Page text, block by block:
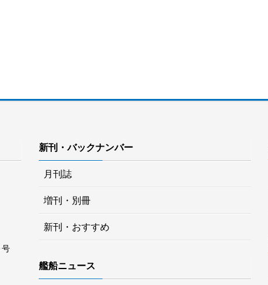
新刊・バックナンバー
月刊誌
増刊・別冊
新刊・おすすめ
艦船ニュース